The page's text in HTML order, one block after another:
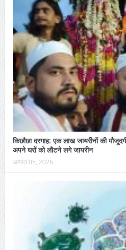
किछौछा दरगाह: एक लाख जायरीनों की
अपने घरों को लौटने लगे जायरीन
अगस्त 05, 2026